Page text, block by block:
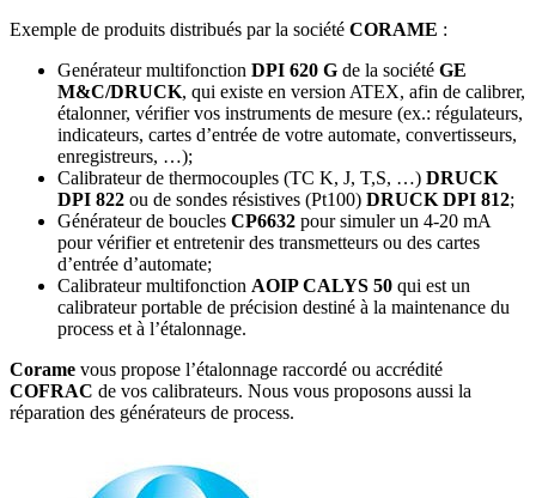
Exemple de produits distribués par la société CORAME :
Genérateur multifonction DPI 620 G de la société GE
M&C/DRUCK, qui existe en version ATEX, afin de calibrer,
étalonner, vérifier vos instruments de mesure (ex.: régulateurs,
indicateurs, cartes d’entrée de votre automate, convertisseurs,
enregistreurs, …);
Calibrateur de thermocouples (TC K, J, T,S, …) DRUCK
DPI 822 ou de sondes résistives (Pt100) DRUCK DPI 812;
Générateur de boucles CP6632 pour simuler un 4-20 mA
pour vérifier et entretenir des transmetteurs ou des cartes
d’entrée d’automate;
Calibrateur multifonction AOIP CALYS 50 qui est un
calibrateur portable de précision destiné à la maintenance du
process et à l’étalonnage.
Corame vous propose l’étalonnage raccordé ou accrédité
COFRAC de vos calibrateurs. Nous vous proposons aussi la
réparation des générateurs de process.